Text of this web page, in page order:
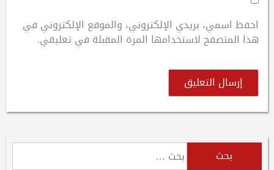
احفظ اسمي، بريدي الإلكتروني، والموقع الإلكتروني في
هذا المتصفح لاستخدامها المرة المقبلة في تعليقي.
البحث
عن: